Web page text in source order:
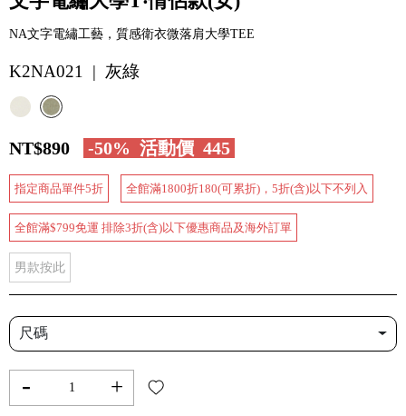
NA文字電繡工藝，質感衛衣微落肩大學TEE
K2NA021 | 灰綠
NT$890 -50% 活動價 445
指定商品單件5折 全館滿1800折180(可累折)，5折(含)以下不列入
全館滿$799免運 排除3折(含)以下優惠商品及海外訂單
男款按此
尺碼
- +